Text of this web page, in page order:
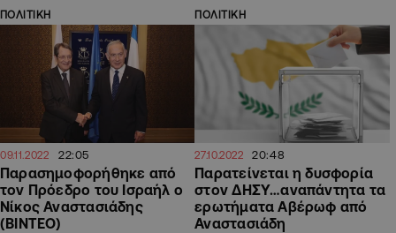
ΠΟΛΙΤΙΚΗ
09.11.2022 22:05
Παρασημοφορήθηκε από
τον Πρόεδρο του Ισραήλ ο
Νίκος Αναστασιάδης
(ΒΙΝΤΕΟ)
ΠΟΛΙΤΙΚΗ
27.10.2022 20:48
Παρατείνεται η δυσφορία
στον ΔΗΣΥ…αναπάντητα τα
ερωτήματα Αβέρωφ από
Αναστασιάδη